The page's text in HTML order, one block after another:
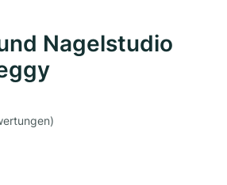
Nagelstudio